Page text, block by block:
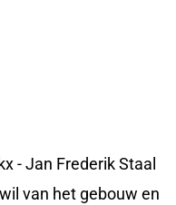
- Jan Frederik Staal
van het gebouw en